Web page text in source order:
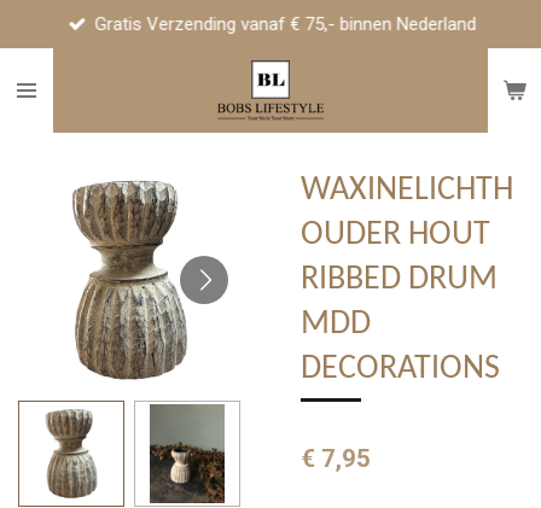
naar
Gratis Verzending vanaf € 75,- binnen Nederland
WAXINELICHTH
OUDER HOUT
RIBBED DRUM
MDD
DECORATIONS
€ 7,95